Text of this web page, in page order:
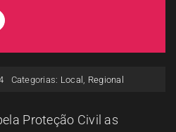
Categorias: Local Regional
Proteção Civil as